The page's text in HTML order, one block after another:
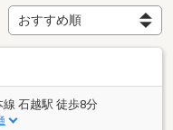
線 石越駅 徒歩8分